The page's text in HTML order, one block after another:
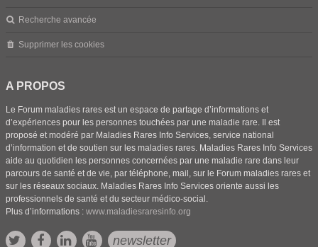
Recherche avancée
Supprimer les cookies
A PROPOS
Le Forum maladies rares est un espace de partage d’informations et
d’expériences pour les personnes touchées par une maladie rare. Il est
proposé et modéré par Maladies Rares Info Services, service national
d’information et de soutien sur les maladies rares. Maladies Rares Info Services
aide au quotidien les personnes concernées par une maladie rare dans leur
parcours de santé et de vie, par téléphone, mail, sur le Forum maladies rares et
sur les réseaux sociaux. Maladies Rares Info Services oriente aussi les
professionnels de santé et du secteur médico-social.
Plus d’informations : www.maladiesraresinfo.org
newsletter